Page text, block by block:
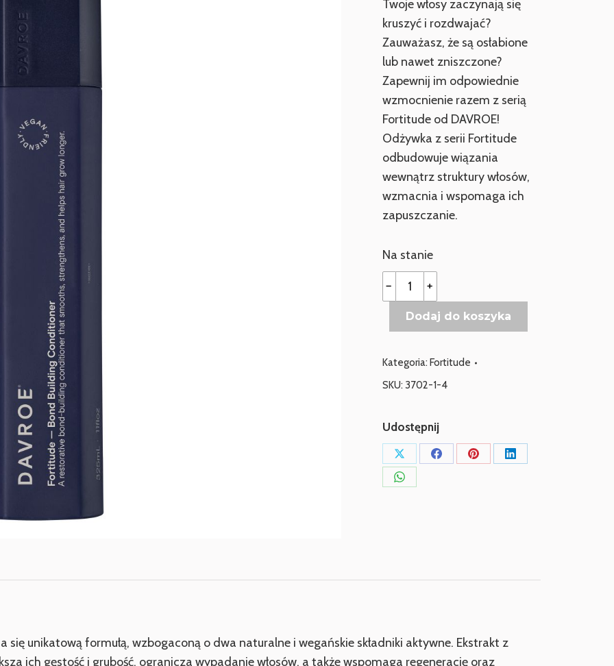
Twoje włosy zaczynają się
kruszyć i rozdwajać?
Zauważasz, że są osłabione
lub nawet zniszczone?
Zapewnij im odpowiednie
wzmocnienie razem z serią
Fortitude od DAVROE!
Odżywka z serii Fortitude
odbudowuje wiązania
wewnątrz struktury włosów,
wzmacnia i wspomaga ich
zapuszczanie.
Na stanie
DAVROE
FORTITUDE
wzmacniająca
﹣ ﹢
Dodaj do koszyka
Kategoria: Fortitude
SKU: 3702-1-4
Udostępnij
Udostępnij
przez
UdostępnijUdostępnijUdostępnij
Udostępnij
unikatową formułą, wzbogaconą o dwa naturalne i wegańskie składniki aktywne. Ekstrakt z
ich gęstość i grubość, ogranicza wypadanie włosów, a także wspomaga regenerację oraz